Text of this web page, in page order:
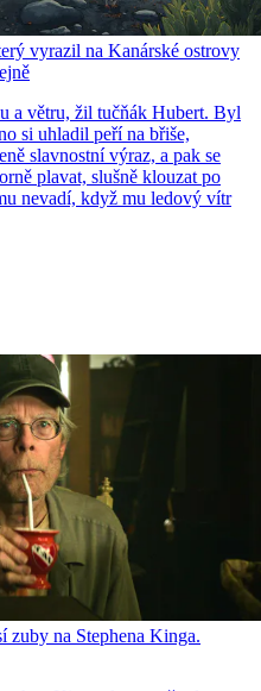
vyrazil na Kanárské ostrovy
a větru, žil tučňák Hubert. Byl
si uhladil peří na břiše,
slavnostní výraz, a pak se
plavat, slušně klouzat po
nevadí, když mu ledový vítr
zuby na Stephena Kinga.